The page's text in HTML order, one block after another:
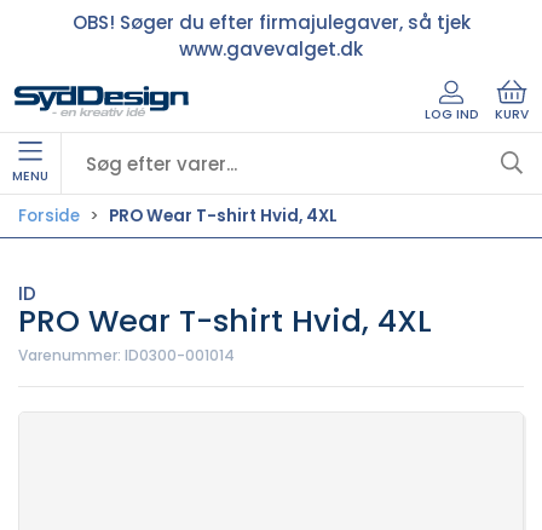
OBS! Søger du efter firmajulegaver, så tjek
www.gavevalget.dk
LOG IND KURV
MENU
Forside PRO Wear T-shirt Hvid, 4XL
ID
PRO Wear T-shirt Hvid, 4XL
Varenummer: ID0300-001014